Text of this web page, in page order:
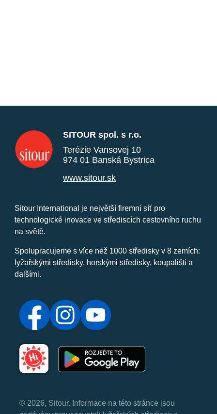
SITOUR spol. s r.o.
Terézie Vansovej 10
974 01 Banská Bystrica
www.sitour.sk
Sitour International je největší firemní síť pro
technologické inovace ve střediscích cestovního ruchu
na světě.
Spolupracujeme s více než 1000 středisky v 8 zemích:
lyžařskými středisky, horskými středisky, koupališti a
dalšími.
© 2026, Sitour. Informace na této stránce jsou